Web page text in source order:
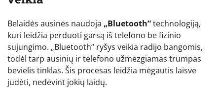
Belaidės ausinės naudoja „Bluetooth“technologiją,
kuri leidžia perduoti garsą iš telefono be fizinio
sujungimo. „Bluetooth“ ryšys veikia radijo bangomis,
todėl tarp ausinių ir telefono užmezgiamas trumpas
bevielis tinklas. Šis procesas leidžia mėgautis laisve
judėti, nedėvint jokių laidų.